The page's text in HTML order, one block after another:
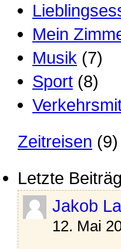
Mein
Musik (7)
Sport (8)
Zeitreisen (9)
Letzte
Jakob
12. Mai